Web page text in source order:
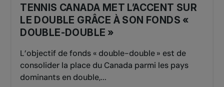
TENNIS CANADA MET L’ACCENT SUR
LE DOUBLE GRÂCE À SON FONDS «
DOUBLE-DOUBLE »
L’objectif de fonds « double-double » est de
consolider la place du Canada parmi les pays
dominants en double,...